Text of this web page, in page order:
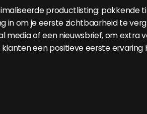
productlisting: pakkende
in om je eerste zichtbaarheid te
media of een nieuwsbrief, om
een positieve eerste